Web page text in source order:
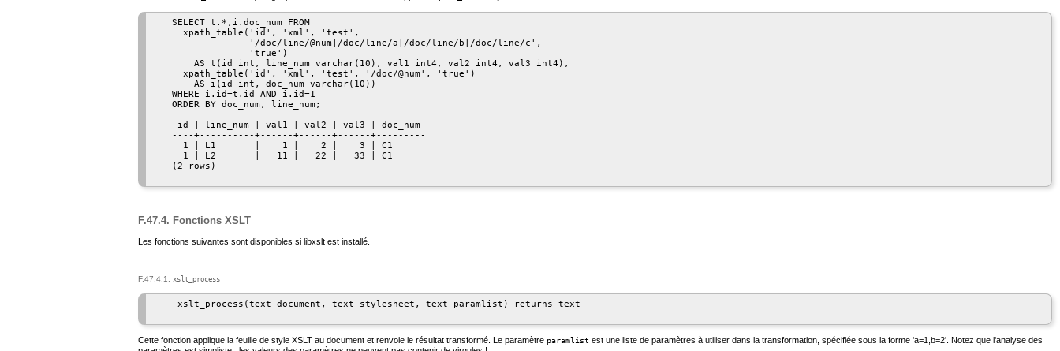
   SELECT t.*,i.doc_num FROM
     xpath_table('id', 'xml', 'test',
                 '/doc/line/@num|/doc/line/a|/doc/line/b|/doc/line/c',
                 'true')
       AS t(id int, line_num varchar(10), val1 int4, val2 int4, val3 int4),
     xpath_table('id', 'xml', 'test', '/doc/@num', 'true')
       AS i(id int, doc_num varchar(10))
   WHERE i.id=t.id AND i.id=1
   ORDER BY doc_num, line_num;
    id | line_num | val1 | val2 | val3 | doc_num
   ----+----------+------+------+------+---------
     1 | L1       |    1 |    2 |    3 | C1
     1 | L2       |   11 |   22 |   33 | C1
   (2 rows)
F.47.4. Fonctions XSLT
Les fonctions suivantes sont disponibles si libxslt est installé.
F.47.4.1. xslt_process
    xslt_process(text document, text stylesheet, text paramlist) returns text
Cette fonction applique la feuille de style XSLT au document et renvoie le résultat transformé. Le paramètre paramlist est une liste de paramètres à utiliser dans la transformation, spécifiée sous la forme 'a=1,b=2'. Notez que l'analyse des